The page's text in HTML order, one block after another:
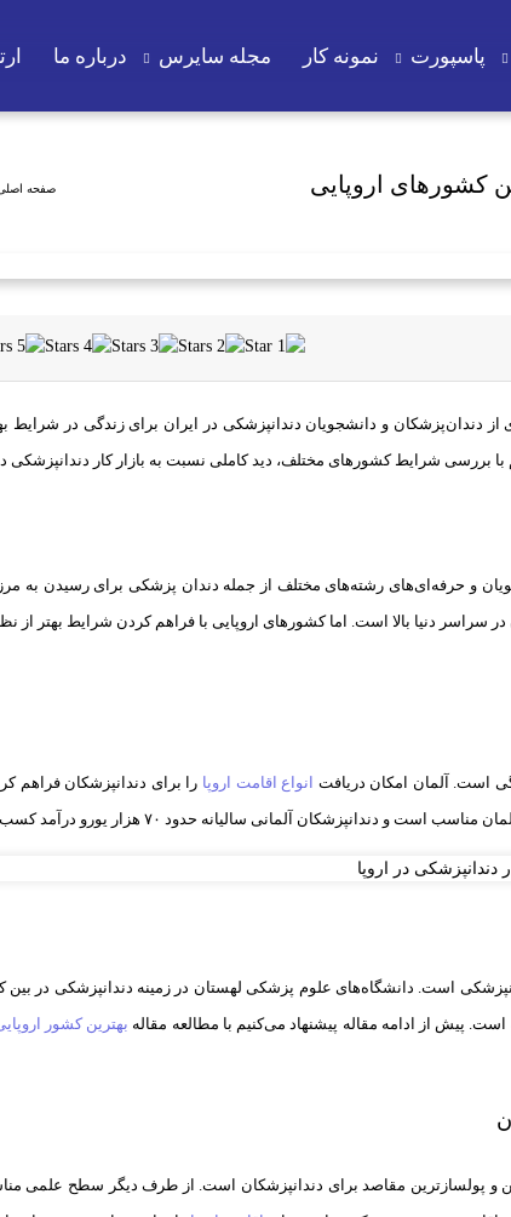
پاسپورت نمونه کار مجله سایرس درباره ما
کشورهای اروپایی صفحه
دندان‌پزشکان و دانشجویان دندانپزشکی در ایران برای زندگی در شرایط
بررسی شرایط کشورهای مختلف، دید کاملی نسبت به بازار کار دندانپزشکی در
و حرفه‌ای‌های رشته‌های مختلف از جمله دندان پزشکی برای رسیدن به
سراسر دنیا بالا است. اما کشورهای اروپایی با فراهم کردن شرایط بهتر از
است. آلمان امکان دریافت انواع اقامت اروپا را برای دندانپزشکان فراهم
آلمانی سالیانه حدود ۷۰ هزار یورو درآمد کسب می‌کنند.
است. دانشگاه‌های علوم پزشکی لهستان در زمینه دندانپزشکی در بین
پیش از ادامه مقاله پیشنهاد می‌کنیم با مطالعه مقاله بهترین کشور
و پولسازترین مقاصد برای دندانپزشکان است. از طرف دیگر سطح علمی